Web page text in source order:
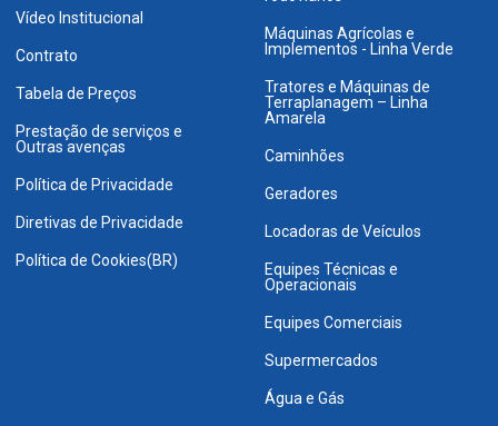
Vídeo Institucional
Contrato
Tabela de Preços
Prestação de serviços e
Outras avenças
Política de Privacidade
Diretivas de Privacidade
Política de Cookies(BR)
Máquinas Agrícolas e
Implementos - Linha Verde
Tratores e Máquinas de
Terraplanagem – Linha
Amarela
Caminhões
Geradores
Locadoras de Veículos
Equipes Técnicas e
Operacionais
Equipes Comerciais
Supermercados
Água e Gás